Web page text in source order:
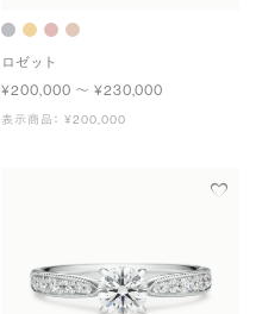
ロゼット
¥200,000 〜 ¥230,000
表示商品： ¥200,000